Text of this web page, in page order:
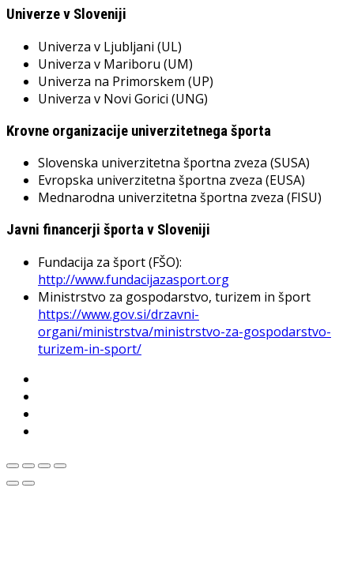
Univerze v Sloveniji
Univerza v Ljubljani (UL)
Univerza v Mariboru (UM)
Univerza na Primorskem (UP)
Univerza v Novi Gorici (UNG)
Krovne organizacije univerzitetnega športa
Slovenska univerzitetna športna zveza (SUSA)
Evropska univerzitetna športna zveza (EUSA)
Mednarodna univerzitetna športna zveza (FISU)
Javni financerji športa v Sloveniji
Fundacija za šport (FŠO):
http://www.fundacijazasport.org
Ministrstvo za gospodarstvo, turizem in šport
https://www.gov.si/drzavni-
organi/ministrstva/ministrstvo-za-gospodarstvo-
turizem-in-sport/